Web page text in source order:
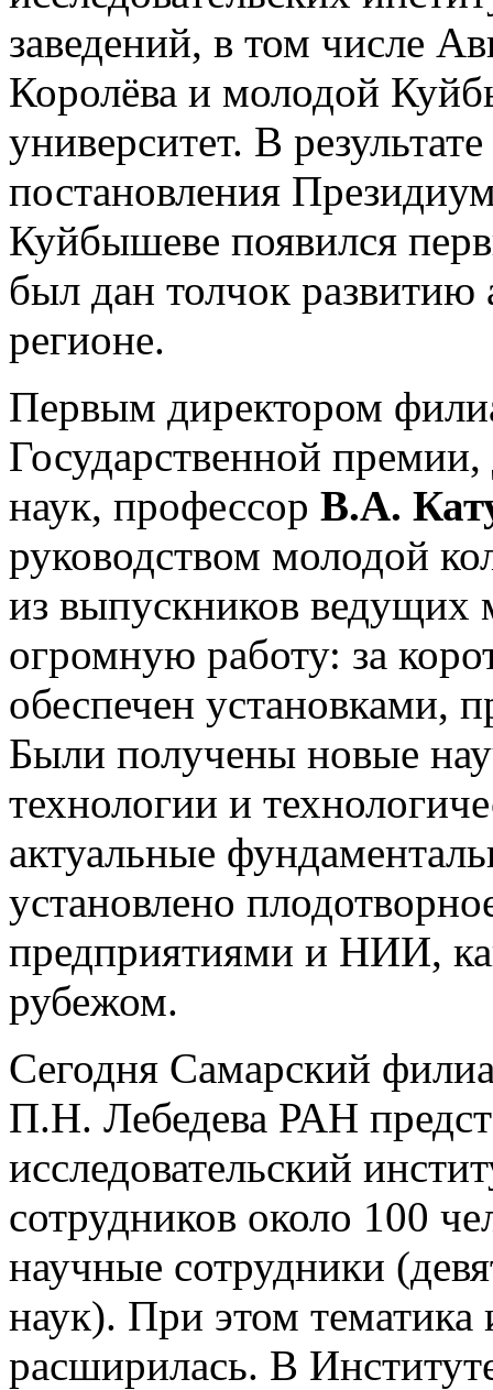
заведений, в том числе
Королёва и молодой
университет. В
постановления
Куйбышеве появился
был дан толчок развитию
регионе.
Первым директором
Государственной
наук, профессор В.А.
руководством молодой
из выпускников ведущих
огромную работу: за
обеспечен установками,
Были получены новые
технологии и
актуальные
установлено
предприятиями и НИИ,
рубежом.
Сегодня Самарский
П.Н. Лебедева РАН
исследовательский
сотрудников около 100
научные сотрудники
наук). При этом тематика
расширилась. В